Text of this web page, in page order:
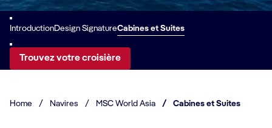
IntroductionDesign SignatureCabines et Suites
Trouvez votre croisière
Home / Navires / MSC World Asia / Cabines et Suites